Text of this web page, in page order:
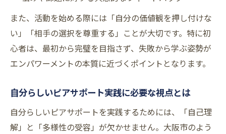
また、活動を始める際には「自分の価値観を押し付けな
い」「相手の選択を尊重する」ことが大切です。特に初
心者は、最初から完璧を目指さず、失敗から学ぶ姿勢が
エンパワーメントの本質に近づくポイントとなります。
自分らしいピアサポート実践に必要な視点とは
自分らしいピアサポートを実践するためには、「自己理
解」と「多様性の受容」が欠かせません。大阪市のよう